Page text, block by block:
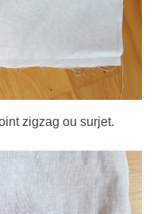
zigzag ou surjet.